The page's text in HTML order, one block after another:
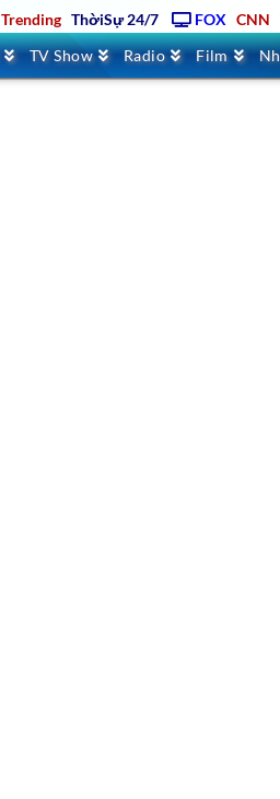
Trending ThờiSự 24/7 FOX CNN
TV Show Radio Film